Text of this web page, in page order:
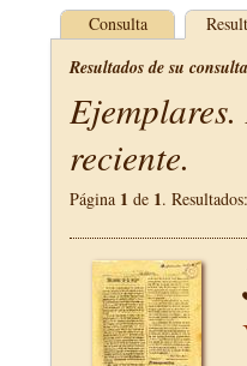
Consulta
Resultados de su consulta
reciente.
Página 1 de 1. Resultados: